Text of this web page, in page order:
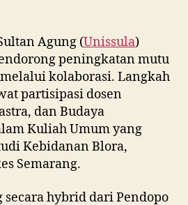
Agung (Unissula)
peningkatan mutu
kolaborasi. Langkah
partisipasi dosen
dan Budaya
Kuliah Umum yang
Kebidanan Blora,
Semarang.
secara hybrid dari Pendopo